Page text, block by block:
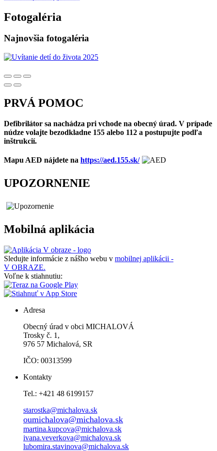
Fotogaléria
Najnovšia fotogaléria
PRVÁ POMOC
Defibrilátor sa nachádza pri vchode na obecný úrad. V prípade
núdze volajte bezodkladne 155 alebo 112 a postupujte podľa
inštrukcií.
Mapu AED nájdete na https://aed.155.sk/
UPOZORNENIE
Mobilná aplikácia
Sledujte informácie z nášho webu v mobilnej aplikácii -
V OBRAZE.
Voľne k stiahnutiu:
Adresa
Obecný úrad v obci MICHALOVÁ
Trosky č. 1,
976 57 Michalová, SR
IČO: 00313599
Kontakty
Tel.: +421 48 6199157
starostka@michalova.sk
oumichalova@michalova.sk
martina.kupcova@michalova.sk
ivana.veverkova@michalova.sk
lubomira.stavinova@michalova.sk